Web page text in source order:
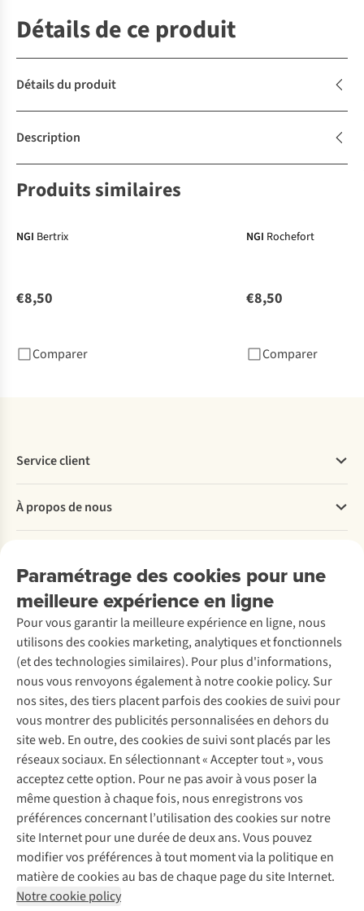
Détails de ce produit
Détails du produit
Description
Produits similaires
NGI Bertrix
€8,50
Comparer
NGI Rochefort
€8,50
Comparer
Paramétrage des cookies pour une
meilleure expérience en ligne
Pour vous garantir la meilleure expérience en ligne, nous
utilisons des cookies marketing, analytiques et fonctionnels
(et des technologies similaires). Pour plus d'informations,
nous vous renvoyons également à notre cookie policy. Sur
nos sites, des tiers placent parfois des cookies de suivi pour
vous montrer des publicités personnalisées en dehors du
site web. En outre, des cookies de suivi sont placés par les
réseaux sociaux. En sélectionnant « Accepter tout », vous
acceptez cette option. Pour ne pas avoir à vous poser la
même question à chaque fois, nous enregistrons vos
préférences concernant l’utilisation des cookies sur notre
site Internet pour une durée de deux ans. Vous pouvez
modifier vos préférences à tout moment via la politique en
matière de cookies au bas de chaque page du site Internet.
Notre cookie policy
Service client
Commander
Payer
Retourner
Rétractation d'une commande
Entretien & réparations
Garantie
Contactez-nous
À propos de nous
Entreprise responsable
À propos d’Ayacucho
Nos magasins
À propos d’A.S.Adventure
Déclaration d'accessibilité
Location / Location sports d’hiver
Seconde-main
Entretien de ski
Service de lavage
Entretien de chaussures
Réparation de chaussures
Réparation de vêtements
Retouches
Pour les entreprises
Découvrez
A.S.Magazine
Explore Camp
Expertise & conseils
Abonnez-vous à la newsletter
Suivez-nous
Mentions légales
Politique de confidentialité
Conditions générales
Cookie Policy